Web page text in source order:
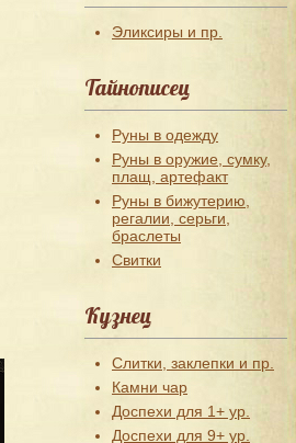
Эликсиры и пр.
Тайнописец
Руны в одежду
Руны в оружие, сумку,
плащ, артефакт
Руны в бижутерию,
регалии, серьги,
браслеты
Свитки
Кузнец
Слитки, заклепки и пр.
Камни чар
Доспехи для 1+ ур.
Доспехи для 9+ ур.